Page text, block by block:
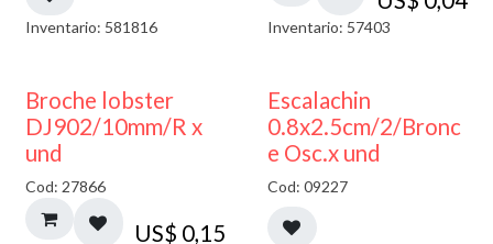
Inventario: 581816 Inventario: 57403
Broche lobster
DJ902/10mm/R x
und
Cod: 27866
US$ 0,15
Escalachin
0.8x2.5cm/2/Bronc
e Osc.x und
Cod: 09227